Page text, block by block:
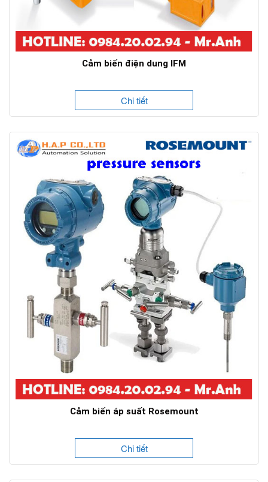
Cảm biến điện dung IFM
Chi tiết
Cảm biến áp suất Rosemount
Chi tiết